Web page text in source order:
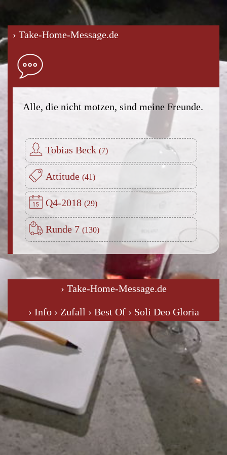
› Take-Home-Message.de
Alle, die nicht motzen, sind meine Freunde.
Tobias Beck
Attitude
Q4-2018
Runde 7
› Take-Home-Message.de
› Info › Zufall › Best Of › Soli Deo Gloria